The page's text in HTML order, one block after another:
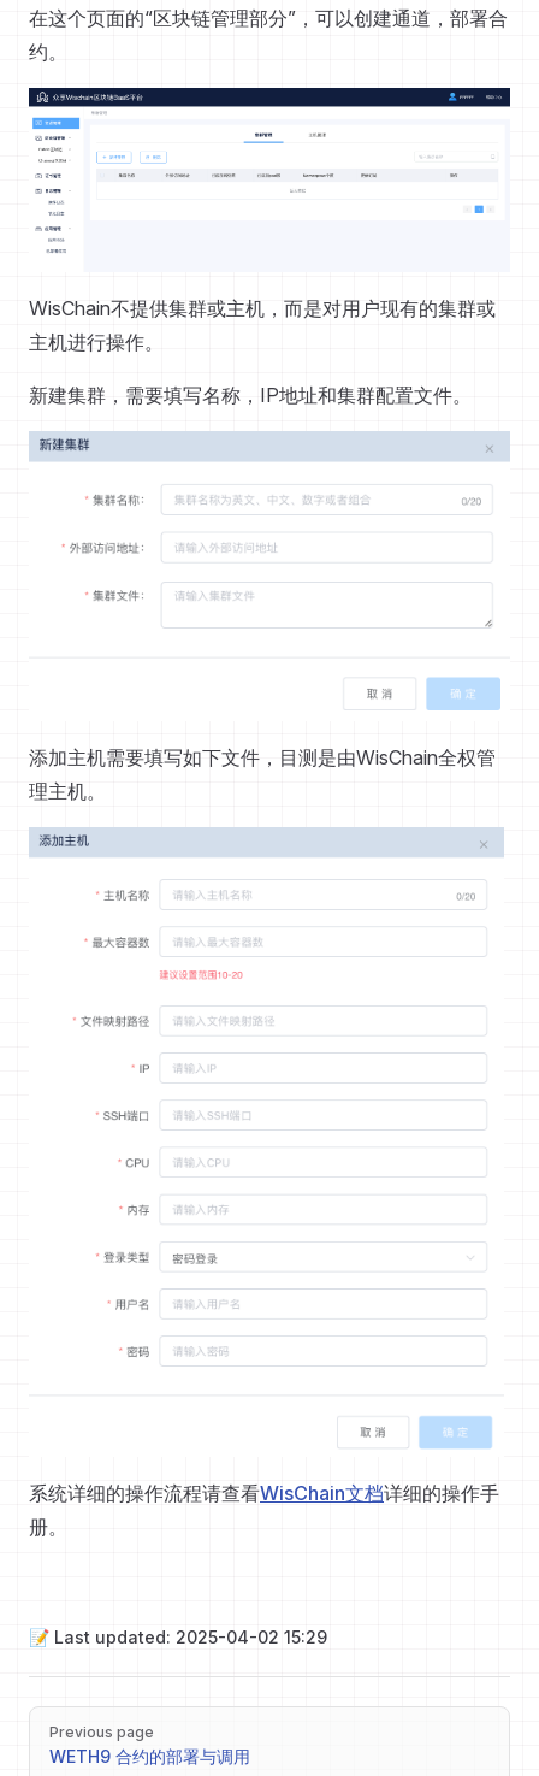
在这个页面的“区块链管理部分”，可以创建通道，部署合
约。
WisChain不提供集群或主机，而是对用户现有的集群或
主机进行操作。
新建集群，需要填写名称，IP地址和集群配置文件。
添加主机需要填写如下文件，目测是由WisChain全权管
理主机。
系统详细的操作流程请查看WisChain文档详细的操作手
册。
📝 Last updated: 2025-04-02 15:29
PagerPrevious page
WETH9 合约的部署与调用